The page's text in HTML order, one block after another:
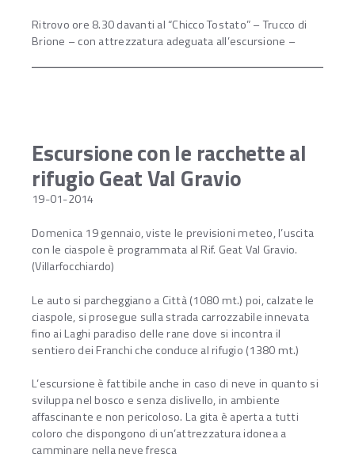
Ritrovo ore 8.30 davanti al “Chicco Tostato” – Trucco di
Brione – con attrezzatura adeguata all’escursione –
Escursione con le racchette al
rifugio Geat Val Gravio
19-01-2014
Domenica 19 gennaio, viste le previsioni meteo, l’uscita
con le ciaspole è programmata al Rif. Geat Val Gravio.
(Villarfocchiardo)
Le auto si parcheggiano a Città (1080 mt.) poi, calzate le
ciaspole, si prosegue sulla strada carrozzabile innevata
fino ai Laghi paradiso delle rane dove si incontra il
sentiero dei Franchi che conduce al rifugio (1380 mt.)
L’escursione è fattibile anche in caso di neve in quanto si
sviluppa nel bosco e senza dislivello, in ambiente
affascinante e non pericoloso. La gita è aperta a tutti
coloro che dispongono di un’attrezzatura idonea a
camminare nella neve fresca